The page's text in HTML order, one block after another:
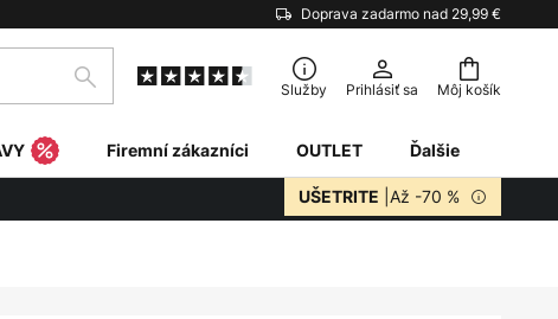
Doprava zadarmo nad 29,99 €
Môj košík
Hľadať Služby Prihlásiť sa
Firemní zákazníci OUTLET Ďalšie
UŠETRITE |Až -70 %